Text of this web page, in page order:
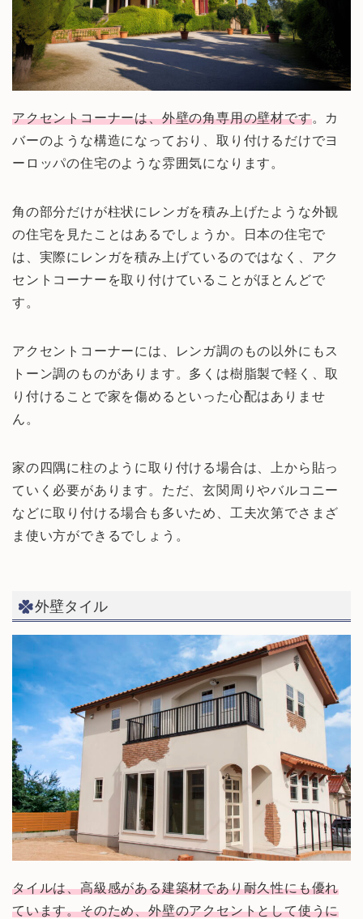
アクセントコーナーは、外壁の角専用の壁材です。カ
バーのような構造になっており、取り付けるだけでヨ
ーロッパの住宅のような雰囲気になります。
角の部分だけが柱状にレンガを積み上げたような外観
の住宅を見たことはあるでしょうか。日本の住宅で
は、実際にレンガを積み上げているのではなく、アク
セントコーナーを取り付けていることがほとんどで
す。
アクセントコーナーには、レンガ調のもの以外にもス
トーン調のものがあります。多くは樹脂製で軽く、取
り付けることで家を傷めるといった心配はありませ
ん。
家の四隅に柱のように取り付ける場合は、上から貼っ
ていく必要があります。ただ、玄関周りやバルコニー
などに取り付ける場合も多いため、工夫次第でさまざ
ま使い方ができるでしょう。
外壁タイル
タイルは、高級感がある建築材であり耐久性にも優れ
ています。そのため、外壁のアクセントとして使うに